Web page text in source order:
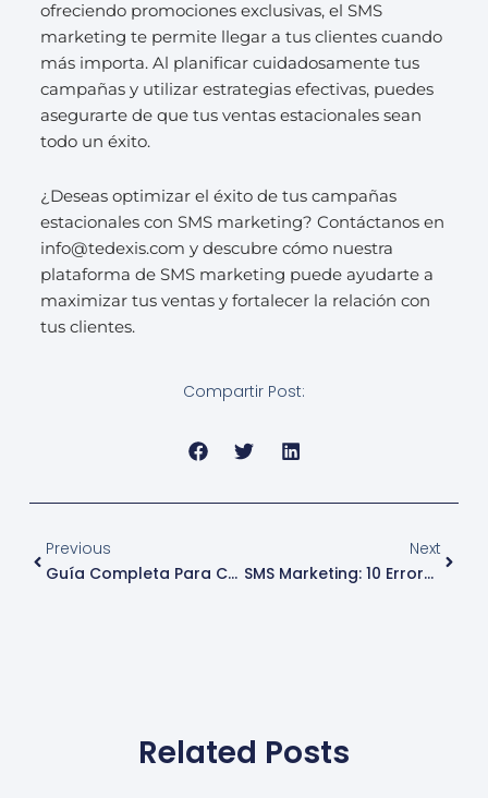
ofreciendo promociones exclusivas, el SMS
marketing te permite llegar a tus clientes cuando
más importa. Al planificar cuidadosamente tus
campañas y utilizar estrategias efectivas, puedes
asegurarte de que tus ventas estacionales sean
todo un éxito.
¿Deseas optimizar el éxito de tus campañas
estacionales con SMS marketing? Contáctanos en
info@tedexis.com y descubre cómo nuestra
plataforma de SMS marketing puede ayudarte a
maximizar tus ventas y fortalecer la relación con
tus clientes.
Compartir Post:
Previous
Guía Completa Para Campañas De SMS Marketing
Next
SMS Marketing: 10 Errores Y Cómo Solucionarlos
Related Posts